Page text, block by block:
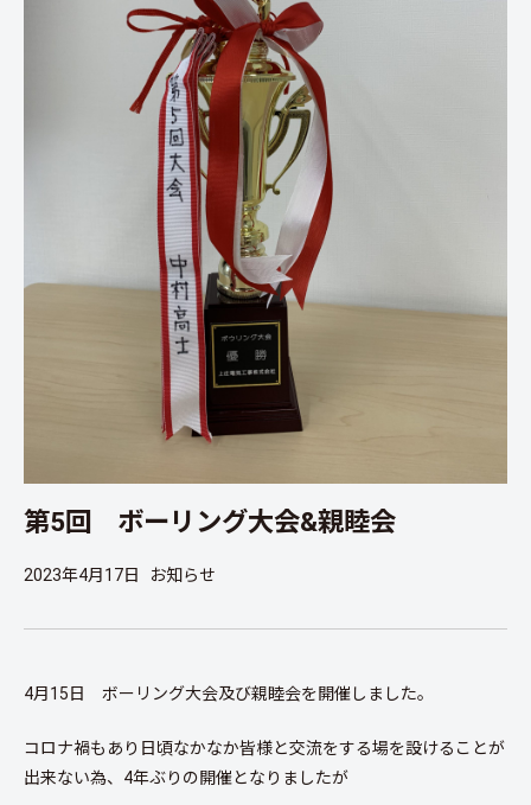
第5回 ボーリング大会&親睦会
2023年4月17日 お知らせ
4月15日 ボーリング大会及び親睦会を開催しました。
コロナ禍もあり日頃なかなか皆様と交流をする場を設けることが
出来ない為、4年ぶりの開催となりましたが